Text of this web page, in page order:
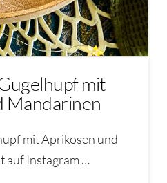
mit
Mandarinen
mit Aprikosen und
auf Instagram …